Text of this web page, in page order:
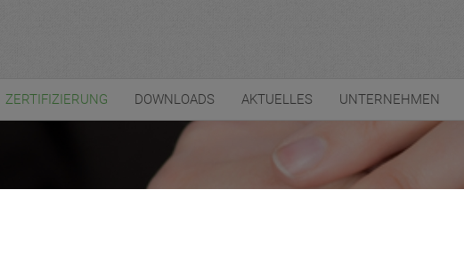
ZERTIFIZIERUNG DOWNLOADS AKTUELLES UNTERNEHMEN